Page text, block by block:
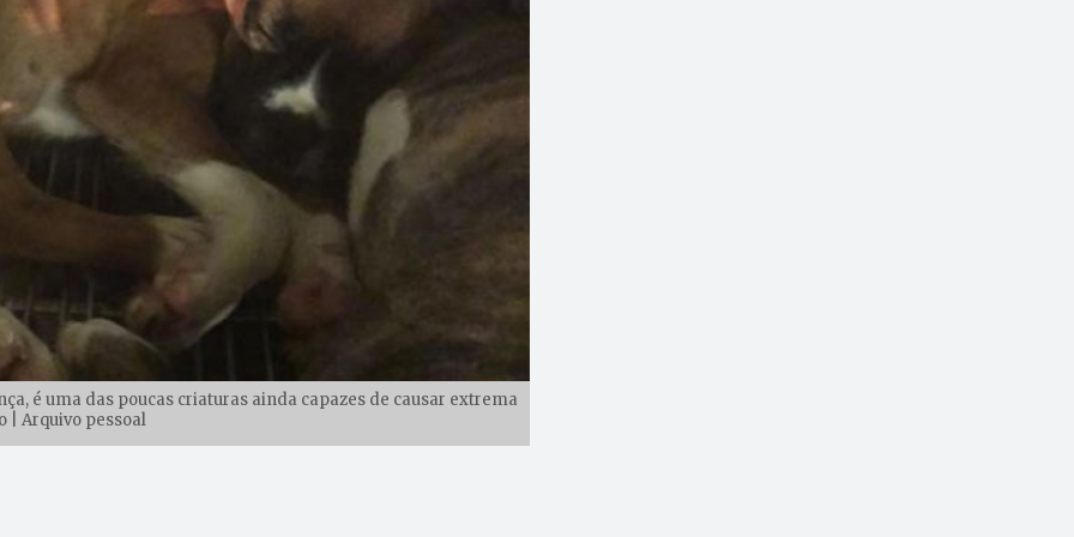
é uma das poucas criaturas ainda capazes de causar extrema
| Arquivo pessoal